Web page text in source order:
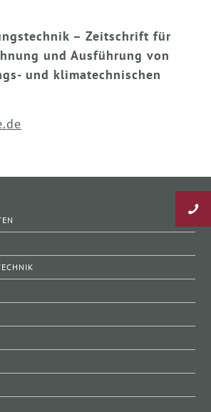
– Zeitschrift für
und Ausführung von
und klimatechnischen